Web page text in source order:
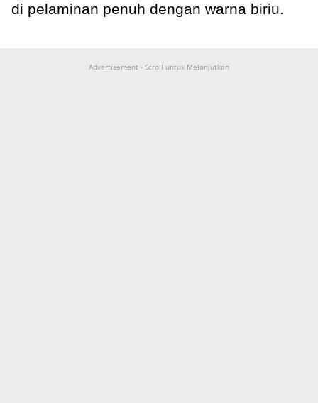
di pelaminan penuh dengan warna biriu.
Advertisement - Scroll untuk Melanjutkan